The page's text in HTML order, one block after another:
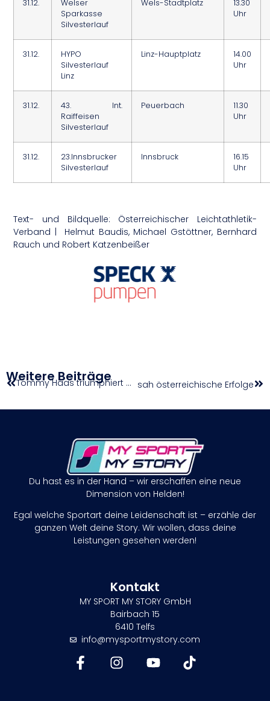
31.12.
Welser
Sparkasse
Silvesterlauf
Wels-Stadtplatz
13.30
Uhr
31.12.
HYPO
Silvesterlauf
Linz
Linz-Hauptplatz
14.00
Uhr
31.12.
43. Int.
Raiffeisen
Silvesterlauf
Peuerbach
11.30
Uhr
31.12.
23.Innsbrucker
Silvesterlauf
Innsbruck
16.15
Uhr
Text- und Bildquelle: Österreichischer Leichtathletik-
Verband | Helmut Baudis, Michael Gstöttner, Bernhard
Rauch und Robert Katzenbeißer
Weitere Beiträge Tommy Haas triumphiert bei der Premiere der Ischgl Trophy
Rafael Nadal sah österreichische Erfolge
Du hast es in der Hand – wir erschaffen eine neue
Dimension von Helden!
Egal welche Sportart deine Leidenschaft ist – erzähle der
ganzen Welt deine Story. Wir wollen, dass deine
Leistungen gesehen werden!
Kontakt
MY SPORT MY STORY GmbH
Bairbach 15
6410 Telfs
info@mysportmystory.com